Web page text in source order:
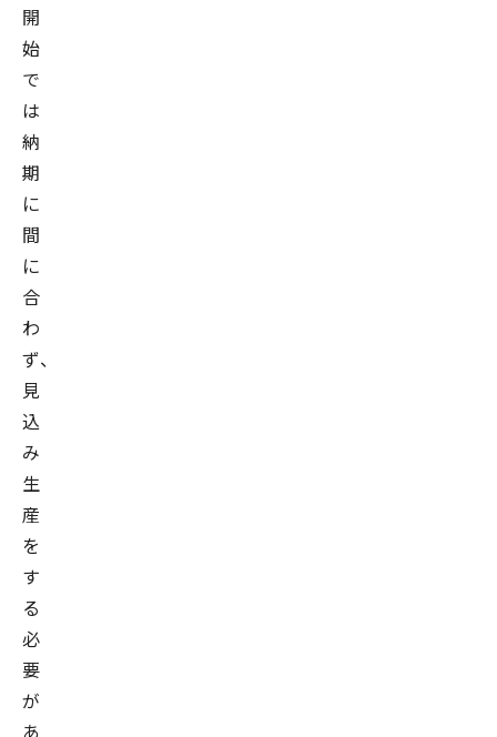
開
始
で
は
納
期
に
間
に
合
わ
ず、
見
込
み
生
産
を
す
る
必
要
が
あ